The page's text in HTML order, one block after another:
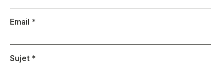
Email *
Sujet *